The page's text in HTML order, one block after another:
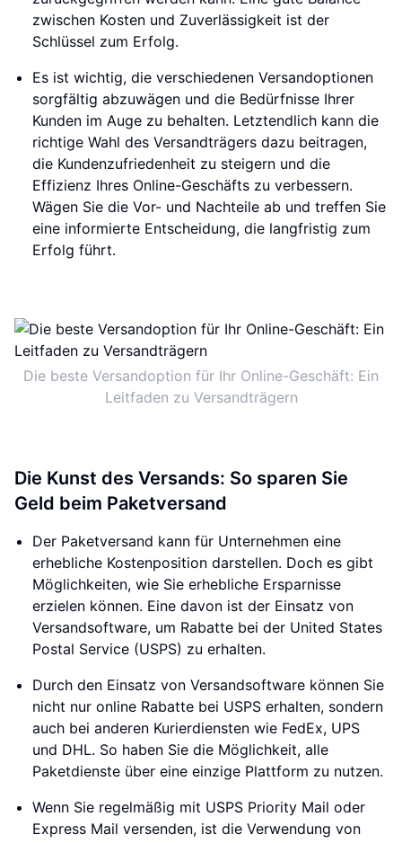
zwischen Kosten und Zuverlässigkeit ist der
Schlüssel zum Erfolg.
Es ist wichtig, die verschiedenen Versandoptionen
sorgfältig abzuwägen und die Bedürfnisse Ihrer
Kunden im Auge zu behalten. Letztendlich kann die
richtige Wahl des Versandträgers dazu beitragen,
die Kundenzufriedenheit zu steigern und die
Effizienz Ihres Online-Geschäfts zu verbessern.
Wägen Sie die Vor- und Nachteile ab und treffen Sie
eine informierte Entscheidung, die langfristig zum
Erfolg führt.
Die beste Versandoption für Ihr Online-Geschäft: Ein
Leitfaden zu Versandträgern
Die Kunst des Versands: So sparen Sie
Geld beim Paketversand
Der Paketversand kann für Unternehmen eine
erhebliche Kostenposition darstellen. Doch es gibt
Möglichkeiten, wie Sie erhebliche Ersparnisse
erzielen können. Eine davon ist der Einsatz von
Versandsoftware, um Rabatte bei der United States
Postal Service (USPS) zu erhalten.
Durch den Einsatz von Versandsoftware können Sie
nicht nur online Rabatte bei USPS erhalten, sondern
auch bei anderen Kurierdiensten wie FedEx, UPS
und DHL. So haben Sie die Möglichkeit, alle
Paketdienste über eine einzige Plattform zu nutzen.
Wenn Sie regelmäßig mit USPS Priority Mail oder
Express Mail versenden, ist die Verwendung von